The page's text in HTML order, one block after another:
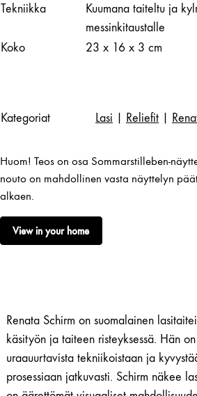
Tekniikka
Kuumana taiteltu ja
messinkitaustalle
Koko
23 x 16 x 3 cm
Kategoriat Lasi Reliefit
Huom! Teos on osa Sommarstilleben-
nouto on mahdollinen vasta näyttelyn
alkaen.
View in your home
Renata Schirm on suomalainen
käsityön ja taiteen risteyksessä. Hän
uraauurtavista tekniikoistaan ja
prosessiaan jatkuvasti. Schirm näkee